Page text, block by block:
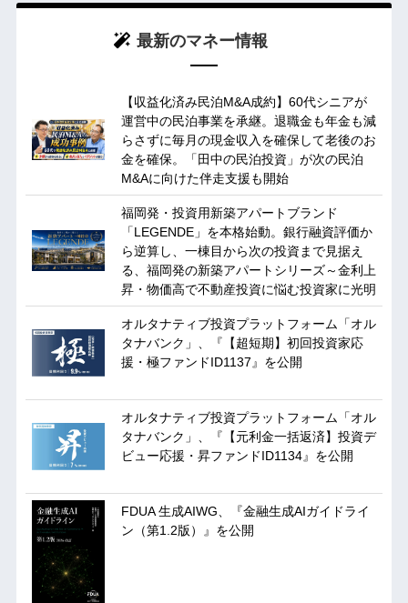
最新のマネー情報
【収益化済み民泊M&A成約】60代シニアが
運営中の民泊事業を承継。退職金も年金も減
らさずに毎月の現金収入を確保して老後のお
金を確保。「田中の民泊投資」が次の民泊
M&Aに向けた伴走支援も開始
福岡発・投資用新築アパートブランド
「LEGENDE」を本格始動。銀行融資評価か
ら逆算し、一棟目から次の投資まで見据え
る、福岡発の新築アパートシリーズ～金利上
昇・物価高で不動産投資に悩む投資家に光明
オルタナティブ投資プラットフォーム「オル
タナバンク」、『【超短期】初回投資家応
援・極ファンドID1137』を公開
オルタナティブ投資プラットフォーム「オル
タナバンク」、『【元利金一括返済】投資デ
ビュー応援・昇ファンドID1134』を公開
FDUA 生成AIWG、『金融生成AIガイドライ
ン（第1.2版）』を公開